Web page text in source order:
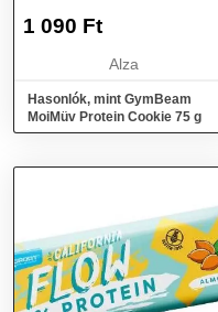
1 090 Ft
Alza
Hasonlók, mint GymBeam
MoiMüv Protein Cookie 75 g